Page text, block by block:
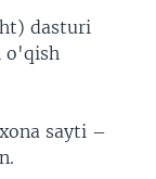
dasturi
o'qish
sayti –